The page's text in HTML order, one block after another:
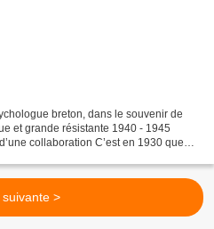
breton, dans le souvenir de
et grande résistante 1940 - 1945
collaboration C’est en 1930 que
suivante >